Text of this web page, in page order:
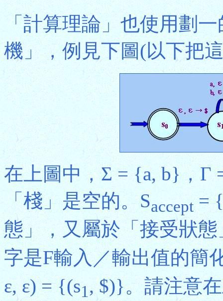
「計算理論」也使用劃
機」，例見下圖(以下把
在上圖中，Σ = {a, b}，Γ
「棧」是空的。Saccept=
態」，又屬於「接受狀
字是F輸入／輸出值的簡
ε, ε) = {(s1, $)}。請注意